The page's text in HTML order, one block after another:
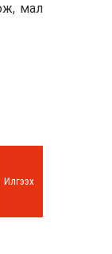
мал
Илгээх